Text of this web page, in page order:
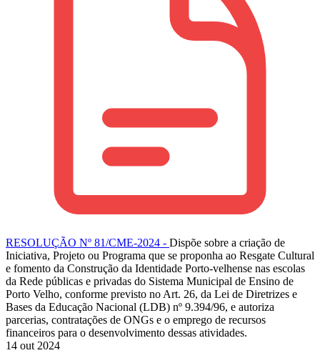
RESOLUÇÃO Nº 81/CME-2024 - Dispõe sobre a criação de
Iniciativa, Projeto ou Programa que se proponha ao Resgate Cultural
e fomento da Construção da Identidade Porto-velhense nas escolas
da Rede públicas e privadas do Sistema Municipal de Ensino de
Porto Velho, conforme previsto no Art. 26, da Lei de Diretrizes e
Bases da Educação Nacional (LDB) nº 9.394/96, e autoriza
parcerias, contratações de ONGs e o emprego de recursos
financeiros para o desenvolvimento dessas atividades.
14 out 2024